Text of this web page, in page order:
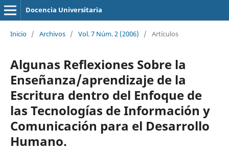
Docencia Universitaria
Inicio / Archivos / Vol. 7 Núm. 2 (2006) / Artículos
Algunas Reflexiones Sobre la
Enseñanza/aprendizaje de la
Escritura dentro del Enfoque de
las Tecnologías de Información y
Comunicación para el Desarrollo
Humano.